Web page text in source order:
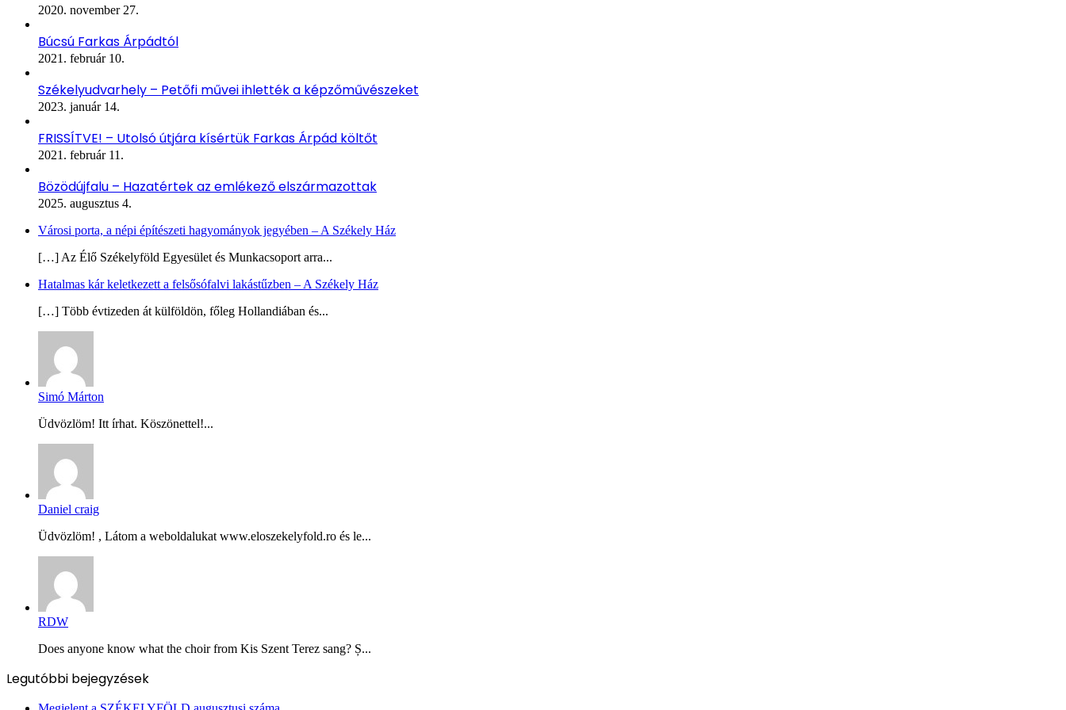
2020. november 27.
Búcsú Farkas Árpádtól
2021. február 10.
Székelyudvarhely – Petőfi művei ihlették a képzőművészeket
2023. január 14.
FRISSÍTVE! – Utolsó útjára kísértük Farkas Árpád költőt
2021. február 11.
Bözödújfalu – Hazatértek az emlékező elszármazottak
2025. augusztus 4.
Városi porta, a népi építészeti hagyományok jegyében – A Székely Ház
[…] Az Élő Székelyföld Egyesület és Munkacsoport arra...
Hatalmas kár keletkezett a felsősófalvi lakástűzben – A Székely Ház
[…] Több évtizeden át külföldön, főleg Hollandiában és...
Simó Márton
Üdvözlöm! Itt írhat. Köszönettel!...
Daniel craig
Üdvözlöm! , Látom a weboldalukat www.eloszekelyfold.ro és le...
RDW
Does anyone know what the choir from Kis Szent Terez sang? Ș...
Legutóbbi bejegyzések